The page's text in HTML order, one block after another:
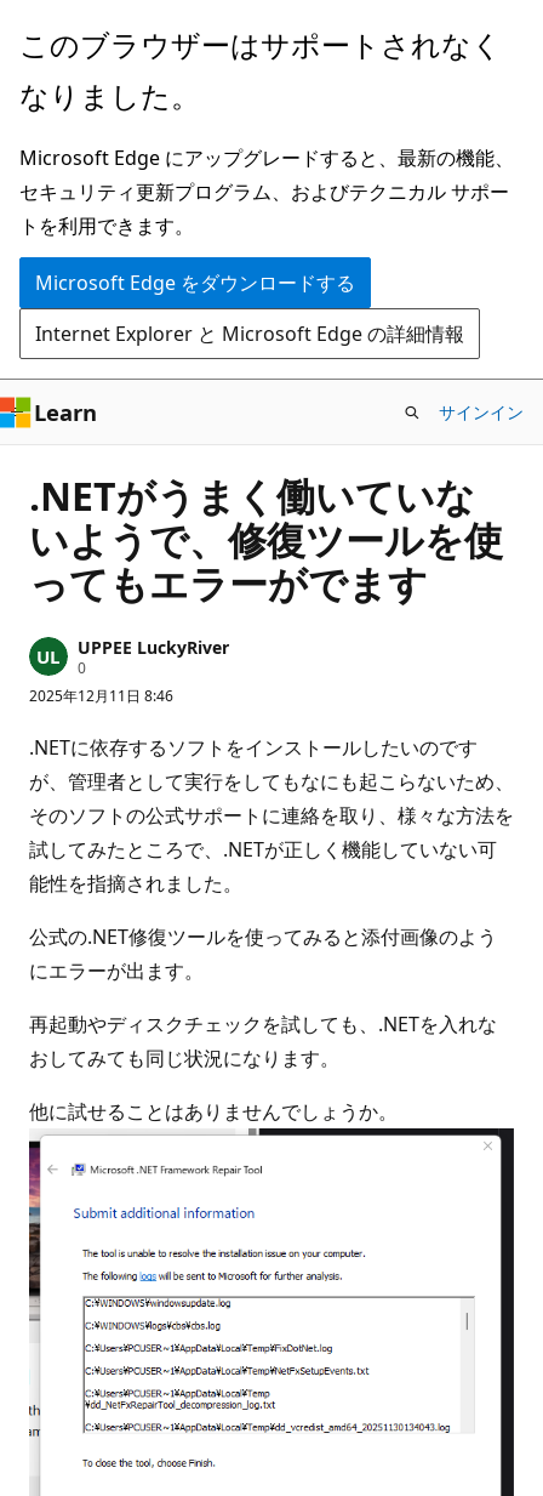
メ
ン
ン
テ
ン
ツ
に
ス
キ
ッ
プ
このブラウザーはサポートされなく
なりました。
Microsoft Edge にアップグレードすると、最新の機能、
セキュリティ更新プログラム、およびテクニカル サポー
トを利用できます。
Microsoft Edge をダウンロードする
Internet Explorer と Microsoft Edge の詳細情報
Learn サインイン
.NETがうまく働いていな
いようで、修復ツールを使
ってもエラーがでます
UPPEE LuckyRiver
0評
価
の
イ
ン
ト
2025年12月11日 8:46
.NETに依存するソフトをインストールしたいのです
が、管理者として実行をしてもなにも起こらないため、
そのソフトの公式サポートに連絡を取り、様々な方法を
試してみたところで、.NETが正しく機能していない可
能性を指摘されました。
公式の.NET修復ツールを使ってみると添付画像のよう
にエラーが出ます。
再起動やディスクチェックを試しても、.NETを入れな
おしてみても同じ状況になります。
他に試せることはありませんでしょうか。